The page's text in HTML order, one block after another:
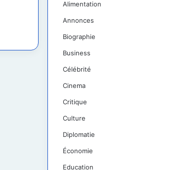
Alimentation
Annonces
Biographie
Business
Célébrité
Cinema
Critique
Culture
Diplomatie
Économie
Education